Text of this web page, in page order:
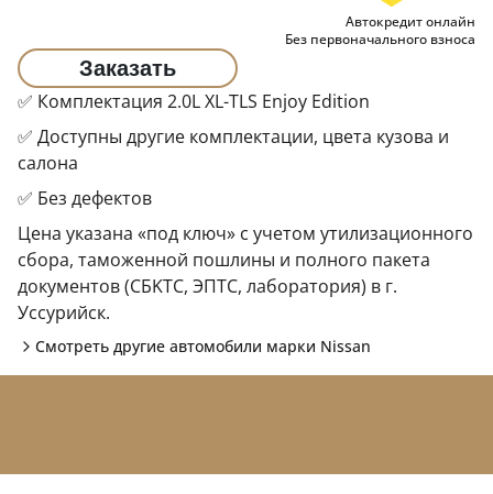
Автокредит онлайн
Без первоначального взноса
Заказать
✅ Комплектация 2.0L XL-TLS Enjoy Edition
✅ Доступны другие комплектации, цвета кузова и
салона
✅ Без дефектов
Цена указана «под ключ» с учетом утилизационного
сбора, таможенной пошлины и полного пакета
документов (CБKТС, ЭПTC, лаборатория) в г.
Уссурийск.
Смотреть другие автомобили марки Nissan